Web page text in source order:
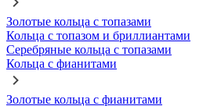
Золотые кольца с топазами
Кольца с топазом и бриллиантами
Серебряные кольца с топазами
Кольца с фианитами
Золотые кольца с фианитами